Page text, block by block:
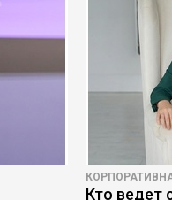
Кто ведет